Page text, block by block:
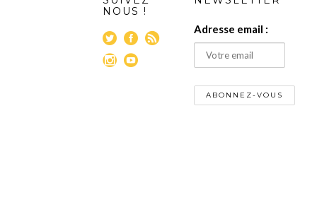
NOUS !
Adresse email :